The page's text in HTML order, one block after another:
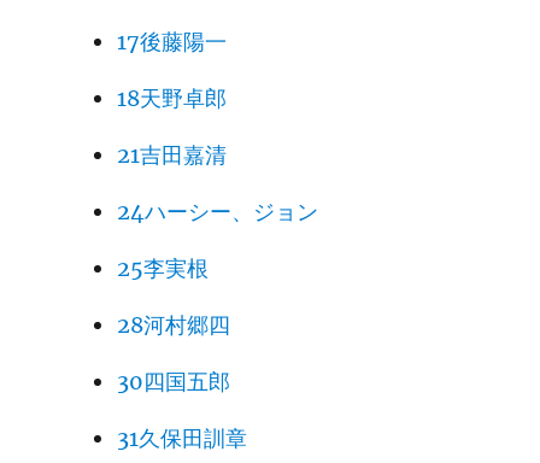
17後藤陽一
18天野卓郎
21吉田嘉清
24ハーシー、ジョン
25李実根
28河村郷四
30四国五郎
31久保田訓章